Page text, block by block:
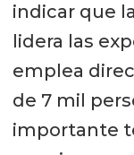
indicar que
lidera las
emplea
de 7 mil
importante